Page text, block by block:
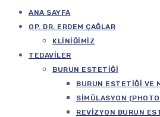
ANA SAYFA
OP. DR. ERDEM ÇAĞLAR
KLINIĞIMIZ
TEDAVILER
BURUN ESTETIĞI
BURUN ESTETIĞI VE
SIMÜLASYON
REVIZYON BURUN